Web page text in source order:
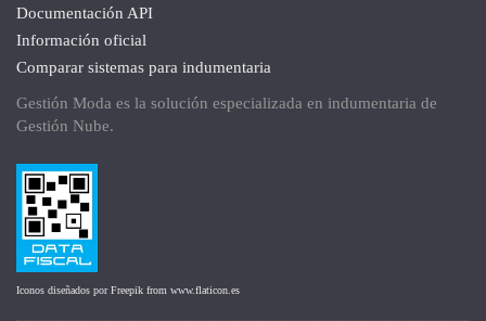
Documentación API
Información oficial
Comparar sistemas para indumentaria
Gestión Moda es la solución especializada en indumentaria de
Gestión Nube.
Iconos diseñados porFreepik from www.flaticon.es